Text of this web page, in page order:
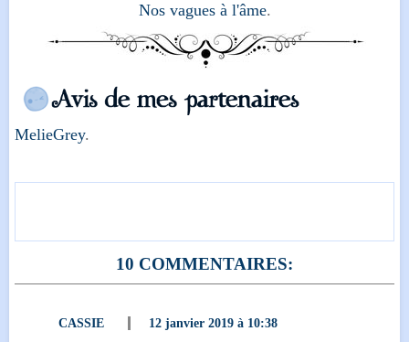
Nos vagues à l'âme.
MelieGrey.
10 COMMENTAIRES:
CASSIE
12 janvier 2019 à 10:38